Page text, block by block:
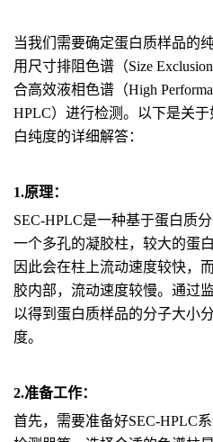
当我们需要确定蛋白质样品的
用尺寸排阻色谱（Size
合高效液相色谱（High
HPLC）进行检测。以下是关
白纯度的详细解答：
1.原理：
SEC-HPLC是一种基于蛋白质
一个多孔的凝胶柱，较大的蛋
因此会在柱上流动速度较快，
胶内部，流动速度较慢。通过
以得到蛋白质样品的分子大小
度。
2.准备工作：
首先，需要准备好SEC-HPLC